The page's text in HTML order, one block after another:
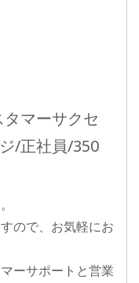
タマーサクセ
/正社員/350
ので、お気軽にお
ーサポートと営業